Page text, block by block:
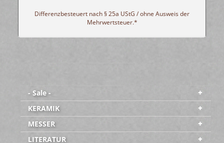
Differenzbesteuert nach § 25a UStG / ohne Ausweis der
Mehrwertsteuer.*
- Sale -
KERAMIK
MESSER
LITERATUR